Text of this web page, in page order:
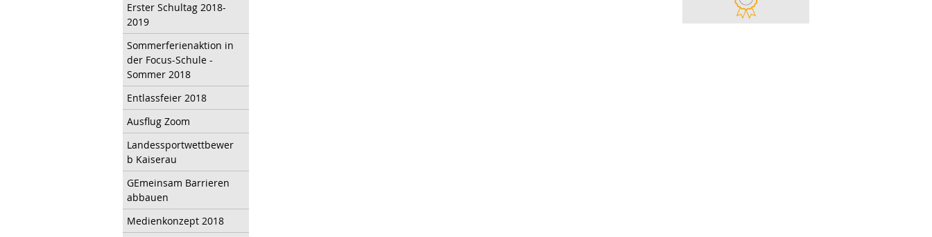
Erster Schultag 2018-
2019
Sommerferienaktion in
der Focus-Schule -
Sommer 2018
Entlassfeier 2018
Ausflug Zoom
Landessportwettbewer
b Kaiserau
GEmeinsam Barrieren
abbauen
Medienkonzept 2018